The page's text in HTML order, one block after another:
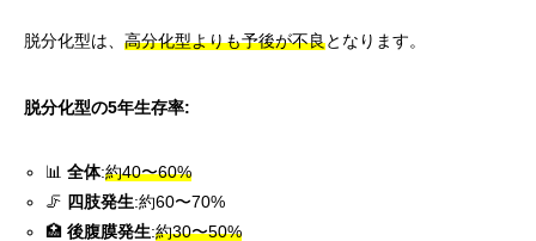
脱分化型は、 高分化型よりも予後が不良となります。
脱分化型の5年生存率:
📊全体:約40〜60%
🦵 四肢発生:約60〜70%
🏥後腹膜発生:約30〜50%